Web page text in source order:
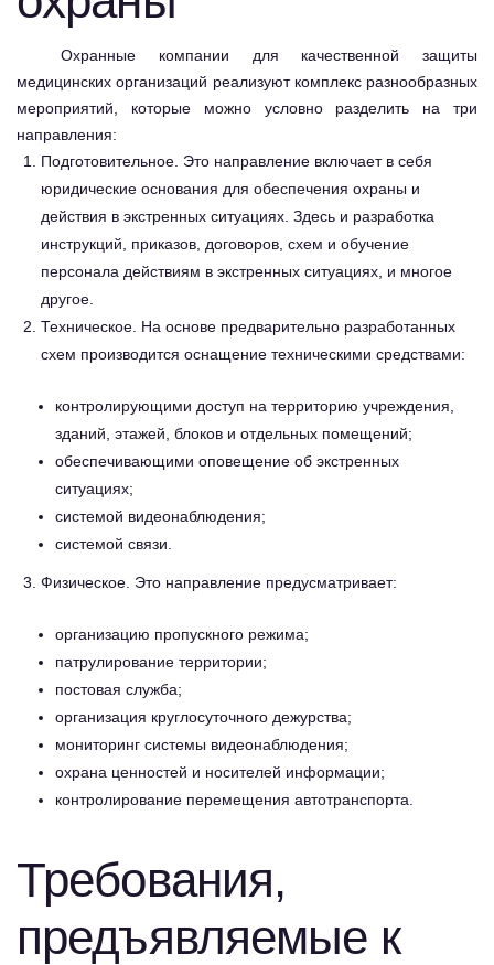
Охранные компании для качественной защиты
медицинских организаций реализуют комплекс разнообразных
мероприятий, которые можно условно разделить на три
направления:
Подготовительное. Это направление включает в себя
юридические основания для обеспечения охраны и
действия в экстренных ситуациях. Здесь и разработка
инструкций, приказов, договоров, схем и обучение
персонала действиям в экстренных ситуациях, и многое
другое.
Техническое. На основе предварительно разработанных
схем производится оснащение техническими средствами:
контролирующими доступ на территорию учреждения,
зданий, этажей, блоков и отдельных помещений;
обеспечивающими оповещение об экстренных
ситуациях;
системой видеонаблюдения;
системой связи.
Физическое. Это направление предусматривает:
организацию пропускного режима;
патрулирование территории;
постовая служба;
организация круглосуточного дежурства;
мониторинг системы видеонаблюдения;
охрана ценностей и носителей информации;
контролирование перемещения автотранспорта.
Требования,
предъявляемые к